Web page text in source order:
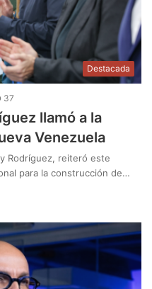
Destacada
37
llamó a la
Venezuela
Rodríguez, reiteró este
para la construcción de…